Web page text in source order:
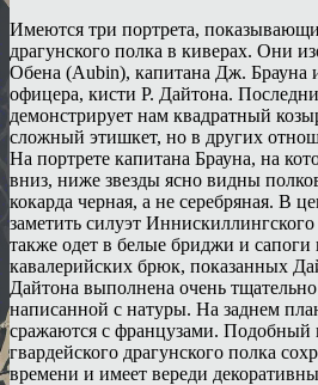
Имеются три портрета,
драгунского полка в киверах. Они
Обена (Aubin), капитана Дж. Брауна
офицера, кисти Р. Дайтона.
демонстрирует нам квадратный
сложный этишкет, но в других
На портрете капитана Брауна, на
вниз, ниже звезды ясно видны
кокарда черная, а не серебряная. В
заметить силуэт
также одет в белые бриджи и сапоги
кавалерийских брюк, показанных
Дайтона выполнена очень
написанной с натуры. На заднем
сражаются с французами. Подобный
гвардейского драгунского полка
времени и имеет вереди